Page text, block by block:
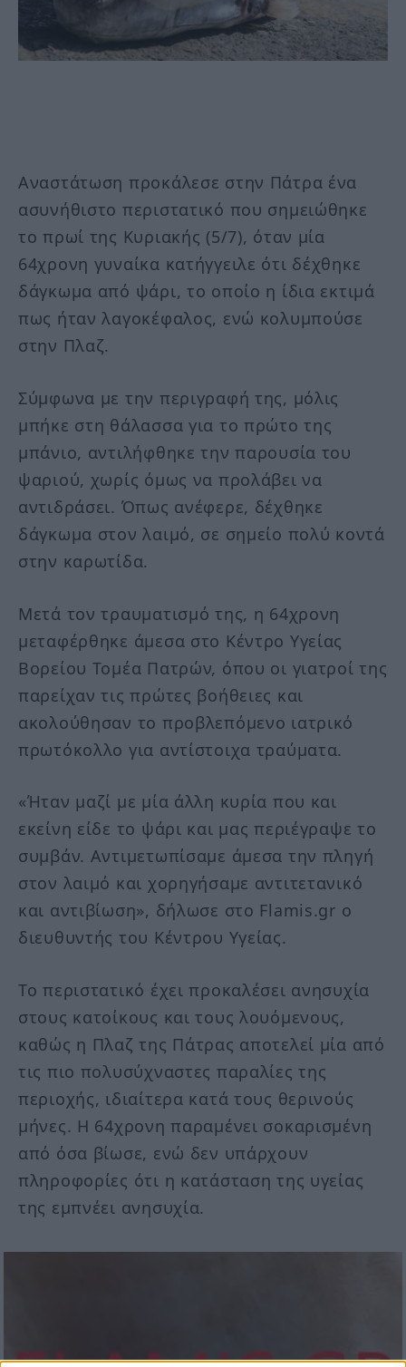
Αναστάτωση προκάλεσε στην Πάτρα ένα
ασυνήθιστο περιστατικό που σημειώθηκε
το πρωί της Κυριακής (5/7), όταν μία
64χρονη γυναίκα κατήγγειλε ότι δέχθηκε
δάγκωμα από ψάρι, το οποίο η ίδια εκτιμά
πως ήταν λαγοκέφαλος, ενώ κολυμπούσε
στην Πλαζ.
Σύμφωνα με την περιγραφή της, μόλις
μπήκε στη θάλασσα για το πρώτο της
μπάνιο, αντιλήφθηκε την παρουσία του
ψαριού, χωρίς όμως να προλάβει να
αντιδράσει. Όπως ανέφερε, δέχθηκε
δάγκωμα στον λαιμό, σε σημείο πολύ κοντά
στην καρωτίδα.
Μετά τον τραυματισμό της, η 64χρονη
μεταφέρθηκε άμεσα στο Κέντρο Υγείας
Βορείου Τομέα Πατρών, όπου οι γιατροί της
παρείχαν τις πρώτες βοήθειες και
ακολούθησαν το προβλεπόμενο ιατρικό
πρωτόκολλο για αντίστοιχα τραύματα.
«Ήταν μαζί με μία άλλη κυρία που και
εκείνη είδε το ψάρι και μας περιέγραψε το
συμβάν. Αντιμετωπίσαμε άμεσα την πληγή
στον λαιμό και χορηγήσαμε αντιτετανικό
και αντιβίωση», δήλωσε στο Flamis.gr ο
διευθυντής του Κέντρου Υγείας.
Το περιστατικό έχει προκαλέσει ανησυχία
στους κατοίκους και τους λουόμενους,
καθώς η Πλαζ της Πάτρας αποτελεί μία από
τις πιο πολυσύχναστες παραλίες της
περιοχής, ιδιαίτερα κατά τους θερινούς
μήνες. Η 64χρονη παραμένει σοκαρισμένη
από όσα βίωσε, ενώ δεν υπάρχουν
πληροφορίες ότι η κατάσταση της υγείας
της εμπνέει ανησυχία.